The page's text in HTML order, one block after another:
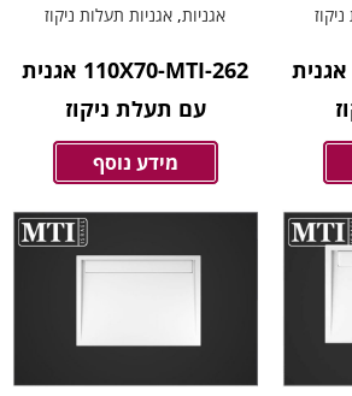
100X90-MTI-244 אגנית
אגניות, אגניות תעלות ניקוז
110X70-MTI-262 אגנית
עם תעלת ניקוז
מידע נוסף